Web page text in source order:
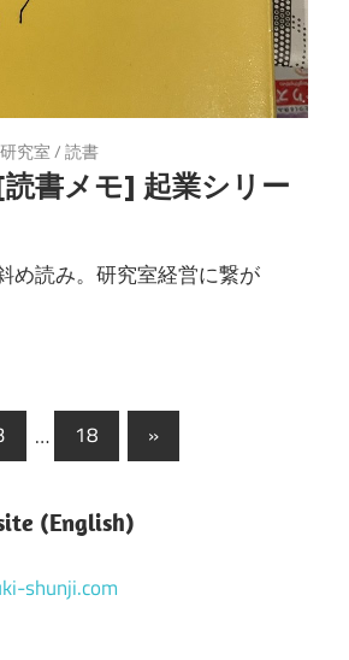
研究室/読書
読書メモ] 起業シリー
め読み。研究室経営に繋が
… 18
次
の
»
(English)
shunji.com